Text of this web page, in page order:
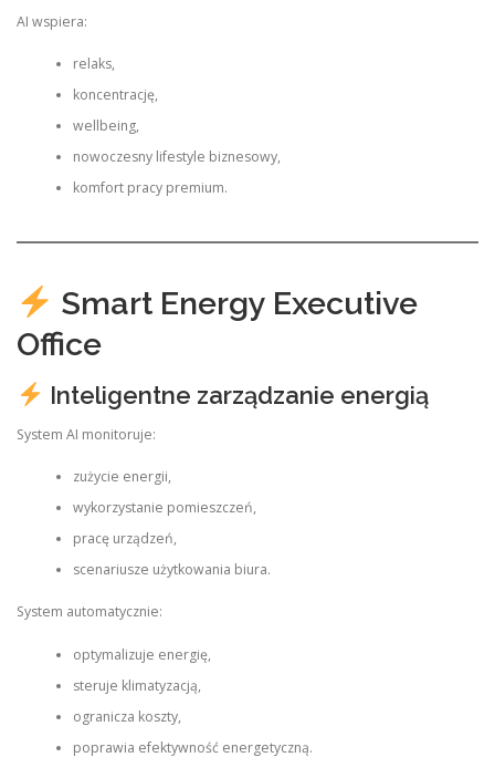
AI wspiera:
relaks,
koncentrację,
wellbeing,
nowoczesny lifestyle biznesowy,
komfort pracy premium.
Smart Energy Executive
Office
Inteligentne zarządzanie energią
System AI monitoruje:
zużycie energii,
wykorzystanie pomieszczeń,
pracę urządzeń,
scenariusze użytkowania biura.
System automatycznie:
optymalizuje energię,
steruje klimatyzacją,
ogranicza koszty,
poprawia efektywność energetyczną.